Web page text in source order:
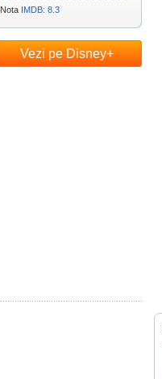
Nota IMDB: 8.3
Vezi pe Disney+